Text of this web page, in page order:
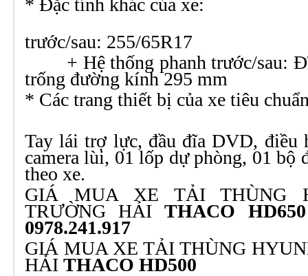
* Đặc tính khác của xe:
trước/
+ Hệ thống phanh trước/sau:
trống đường kính 295 mm
* Các trang thiết bị của xe tiêu
Tay lái trợ lực, đầu đĩa DVD, điều
camera lùi, 01 lốp dự phòng, 01 bộ
theo xe.
GIÁ MUA XE TẢI THÙNG
TRƯỜNG HẢI THACO
0978.241.917
GIÁ MUA XE TẢI THÙNG
HẢI THACO HD500